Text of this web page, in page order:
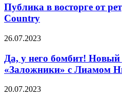
громкие
новинки
2022
восторге
от
ретро-
Crow
Публика в восторге от
Country
Да,
него
бомбит!
Новый
триллера
26.07.2023
Да, у него бомбит!
«Заложники» с Лиамом
KГ
20.07.2023